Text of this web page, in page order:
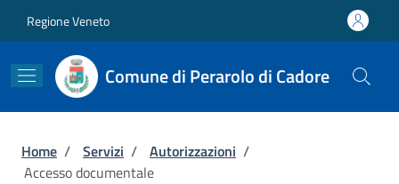
Regione Veneto
Comune di Perarolo di Cadore
Briciole di pane
Home / Servizi / Autorizzazioni /
Accesso documentale